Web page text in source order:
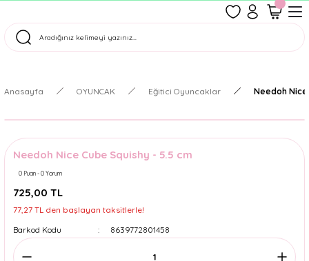
Tüm Siparişler Aynı Gün Kargoda!
Anasayfa OYUNCAK Eğitici Oyuncaklar Needoh Nice
Needoh Nice Cube Squishy - 5.5 cm
0 Puan - 0 Yorum
725,00 TL
77,27 TL den başlayan taksitlerle!
Barkod Kodu
8639772801458